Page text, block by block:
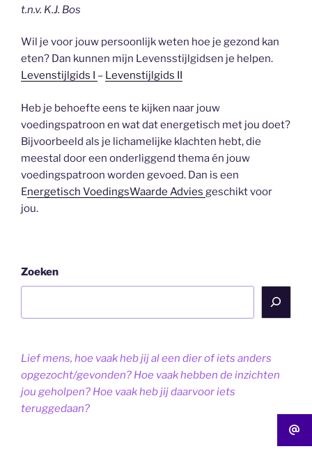
t.n.v. K.J. Bos
Wil je voor jouw persoonlijk weten hoe je gezond kan
eten? Dan kunnen mijn Levensstijlgidsen je helpen.
Levenstijlgids I – Levenstijlgids II
Heb je behoefte eens te kijken naar jouw
voedingspatroon en wat dat energetisch met jou doet?
Bijvoorbeeld als je lichamelijke klachten hebt, die
meestal door een onderliggend thema én jouw
voedingspatroon worden gevoed. Dan is een
Energetisch VoedingsWaarde Advies geschikt voor
jou.
Zoeken
Lief mens, hoe vaak heb jij al een dier of iets anders
opgezocht/gevonden? Hoe vaak hebben de inzichten
jou geholpen? Hoe vaak heb jij daarvoor iets
teruggedaan?